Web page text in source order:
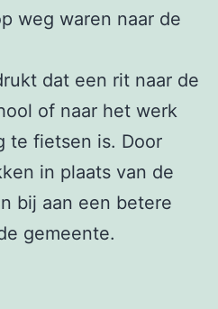
weg waren naar de
dat een rit naar de
of naar het werk
te fietsen is. Door
in plaats van de
bij aan een betere
gemeente.